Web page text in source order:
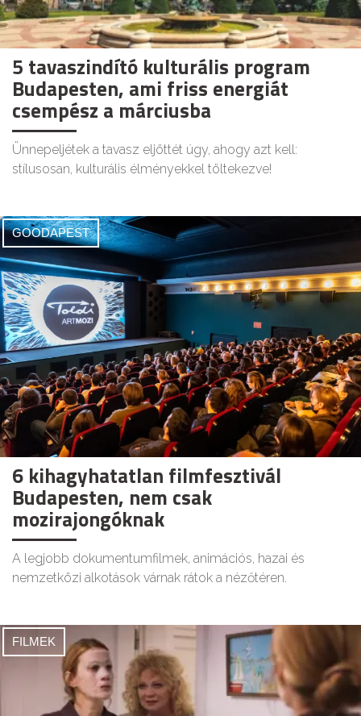
5 tavaszindító kulturális program
Budapesten, ami friss energiát
csempész a márciusba
Ünnepeljétek a tavasz eljöttét úgy, ahogy azt kell:
stílusosan, kulturális élményekkel töltekezve!
GOODAPEST
6 kihagyhatatlan filmfesztivál
Budapesten, nem csak
mozirajongóknak
A legjobb dokumentumfilmek, animációs, hazai és
nemzetközi alkotások várnak rátok a nézőtéren.
FILMEK